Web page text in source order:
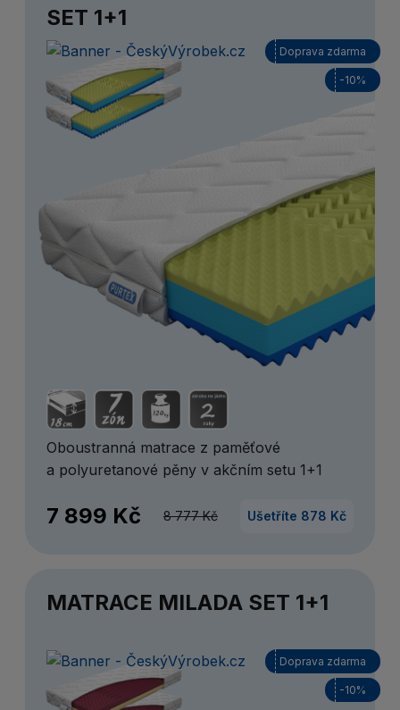
SET 1+1
-10%
Doprava zdarma
Oboustranná matrace z paměťové
a polyuretanové pěny v akčním setu 1+1
7 899 Kč 8 777 Kč Ušetříte 878 Kč
MATRACE MILADA SET 1+1
-10%
Doprava zdarma